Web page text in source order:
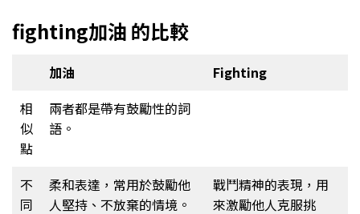
fighting加油 的比較
加油
Fighting
相
似
點
兩者都是帶有鼓勵性的詞
語。
不
同
柔和表達，常用於鼓勵他
人堅持、不放棄的情境。
戰鬥精神的表現，用
來激勵他人克服挑